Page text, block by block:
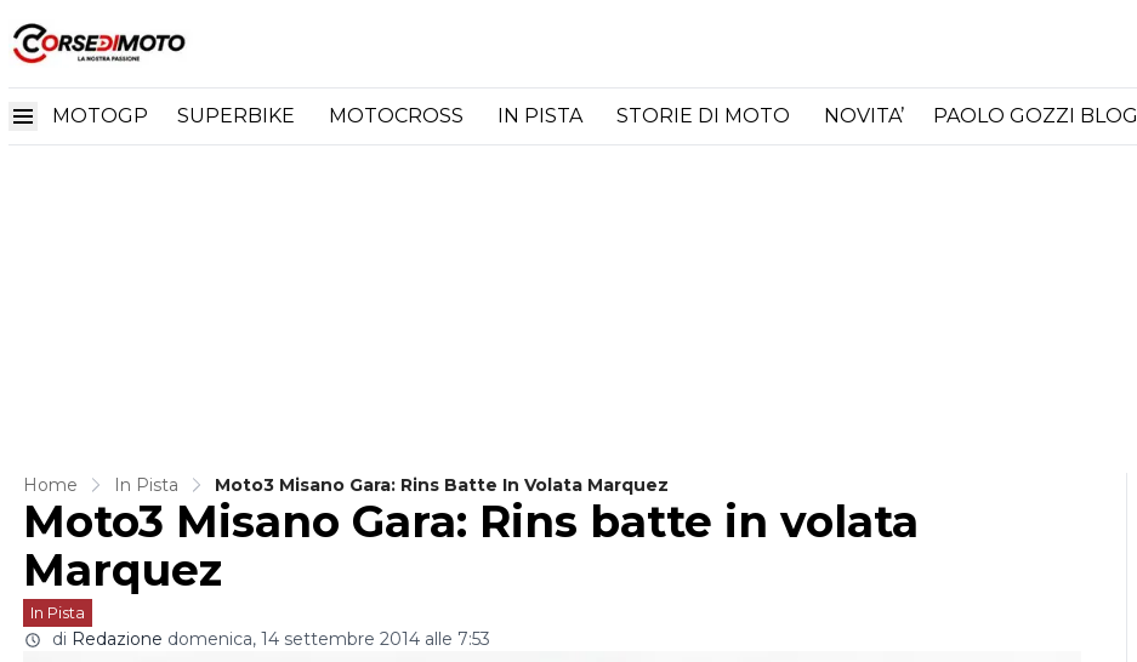
MOTOGP SUPERBIKE MOTOCROSS IN PISTA STORIE DI MOTO NOVITA’ PAOLO GOZZI BLOG
Home In Pista Moto3 Misano Gara: Rins Batte In Volata Marquez
Moto3 Misano Gara: Rins batte in volata
Marquez
In Pista
di Redazione domenica, 14 settembre 2014 alle 7:53